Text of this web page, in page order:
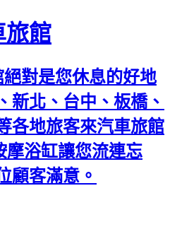
旅館
對是您休息的好地
新北、台中、板橋、
各地旅客來汽車旅館
浴缸讓您流連忘
顧客滿意。